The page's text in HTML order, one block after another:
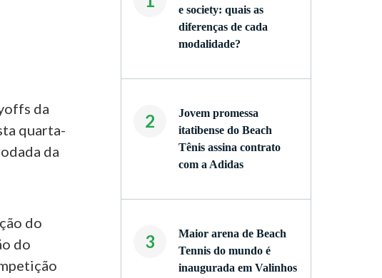
da
quarta-
da
do
do
e society: quais as
diferenças de cada
modalidade?
2
Jovem promessa
itatibense do Beach
Tênis assina contrato
com a Adidas
3
Maior arena de Beach
Tennis do mundo é
inaugurada em Valinhos